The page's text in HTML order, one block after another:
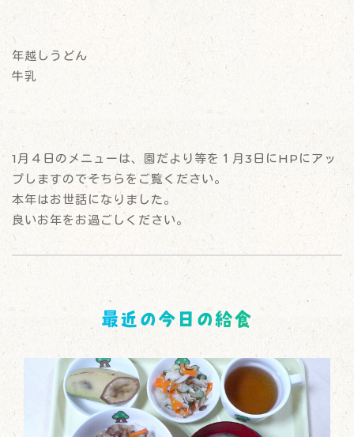
年越しうどん
牛乳
1月４日のメニューは、園だより等を１月3日にHPにアッ
プしますのでそちらをご覧ください。
本年はお世話になりました。
良いお年をお過ごしください。
最近の今日の給食